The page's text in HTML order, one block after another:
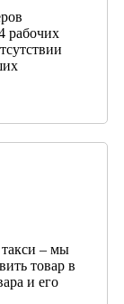
рабочих
– мы
товар в
и его